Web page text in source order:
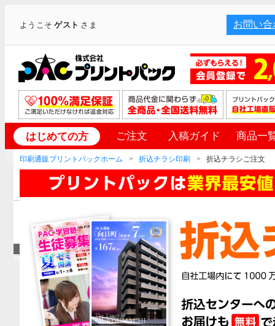
ようこそゲスト さま お問い合
はじめての方 ご注文 入稿ガイド 商品一
印刷通販プリントパックホーム 折込チラシ印刷 折込チラシご注文